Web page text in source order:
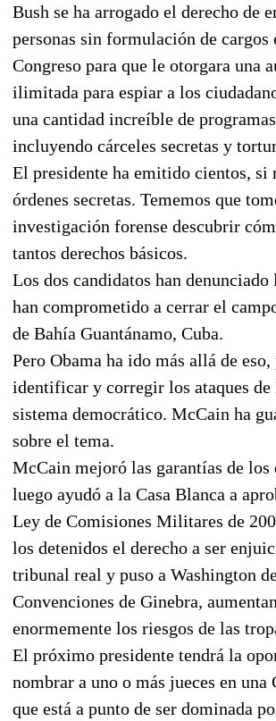
Bush se ha arrogado el derecho de
personas sin formulación de
Congreso para que le otorgara una
ilimitada para espiar a los
una cantidad increíble de
incluyendo cárceles secretas y
El presidente ha emitido cientos, si
órdenes secretas. Tememos que
investigación forense descubrir
tantos derechos básicos.
Los dos candidatos han
han comprometido a cerrar el
de Bahía Guantánamo, Cuba.
Pero Obama ha ido más allá de
identificar y corregir los ataques de
sistema democrático. McCain ha
sobre el tema.
McCain mejoró las garantías de los
luego ayudó a la Casa Blanca a
Ley de Comisiones Militares de
los detenidos el derecho a ser
tribunal real y puso a Washington
Convenciones de Ginebra,
enormemente los riesgos de las
El próximo presidente tendrá la
nombrar a uno o más jueces en una
que está a punto de ser dominada